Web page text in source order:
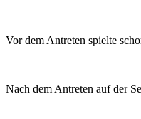
Vor dem Antreten spielte
Nach dem Antreten auf der